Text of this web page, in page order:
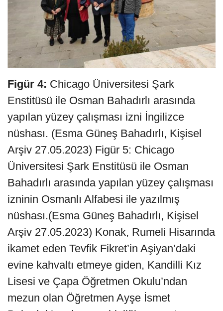
Figür 4: Chicago Üniversitesi Şark
Enstitüsü ile Osman Bahadırlı arasında
yapılan yüzey çalışması izni İngilizce
nüshası. (Esma Güneş Bahadırlı, Kişisel
Arşiv 27.05.2023) Figür 5: Chicago
Üniversitesi Şark Enstitüsü ile Osman
Bahadırlı arasında yapılan yüzey çalışması
izninin Osmanlı Alfabesi ile yazılmış
nüshası.(Esma Güneş Bahadırlı, Kişisel
Arşiv 27.05.2023) Konak, Rumeli Hisarında
ikamet eden Tevfik Fikret’in Aşiyan’daki
evine kahvaltı etmeye giden, Kandilli Kız
Lisesi ve Çapa Öğretmen Okulu’ndan
mezun olan Öğretmen Ayşe İsmet